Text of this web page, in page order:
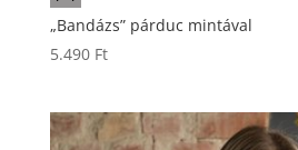
„Bandázs” párduc mintával
5.490 Ft